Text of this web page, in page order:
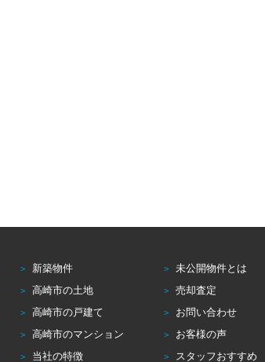
新築物件
未公開物件とは
高崎市の土地
売却査定
高崎市の戸建て
お問い合わせ
高崎市のマンション
お客様の声
当社の特徴 スタッフおすすめ